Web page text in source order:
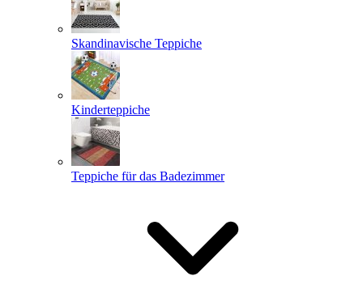
Skandinavische Teppiche
Kinderteppiche
Teppiche für das Badezimmer